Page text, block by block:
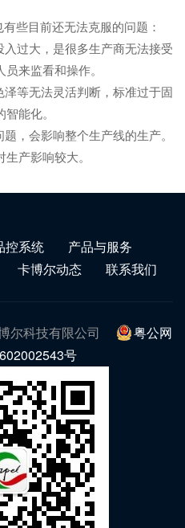
些目前还无法克服的问题：
过大，是很多生产商无法接受
来监看和操作。
等无法灵活判断，标准过于固
能化。
，会影响整个生产线的生产。
产影响较大。
控系统
产品与服务
卡博尔动态 联系我们
尔科技有限公司
粤公网
号